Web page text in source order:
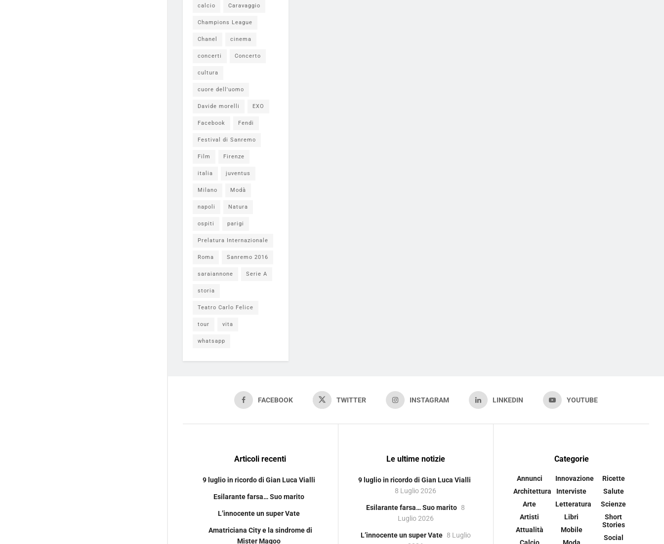
calcio Caravaggio
Champions League
Chanel cinema
concerti Concerto
cultura
cuore dell'uomo
Davide morelli EXO
Facebook Fendi
Festival di Sanremo
Film Firenze
italia juventus
Milano Modà
napoli Natura
ospiti parigi
Prelatura Internazionale
Roma Sanremo 2016
saraiannone Serie A
storia
Teatro Carlo Felice
tour vita
whatsapp
FACEBOOK TWITTER INSTAGRAM LINKEDIN YOUTUBE
Articoli recenti
9 luglio in ricordo di Gian Luca Vialli
Esilarante farsa… Suo marito
L’innocente un super Vate
Amatriciana City e la sindrome di
Mister Magoo
Le ultime notizie
9 luglio in ricordo di Gian Luca Vialli
8 Luglio 2026
Esilarante farsa… Suo marito 8
Luglio 2026
L’innocente un super Vate 8 Luglio
Categorie
Annunci
Architettura
Arte
Artisti
Attualità
Innovazione
Interviste
Letteratura
Libri
Mobile
Ricette
Salute
Scienze
Short
Stories
Social